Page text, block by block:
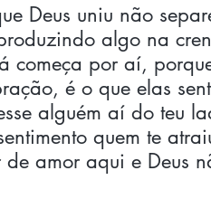
Deus uniu não
algo na
começa por aí,
é o que elas
alguém aí do teu
quem te
amor aqui e Deus